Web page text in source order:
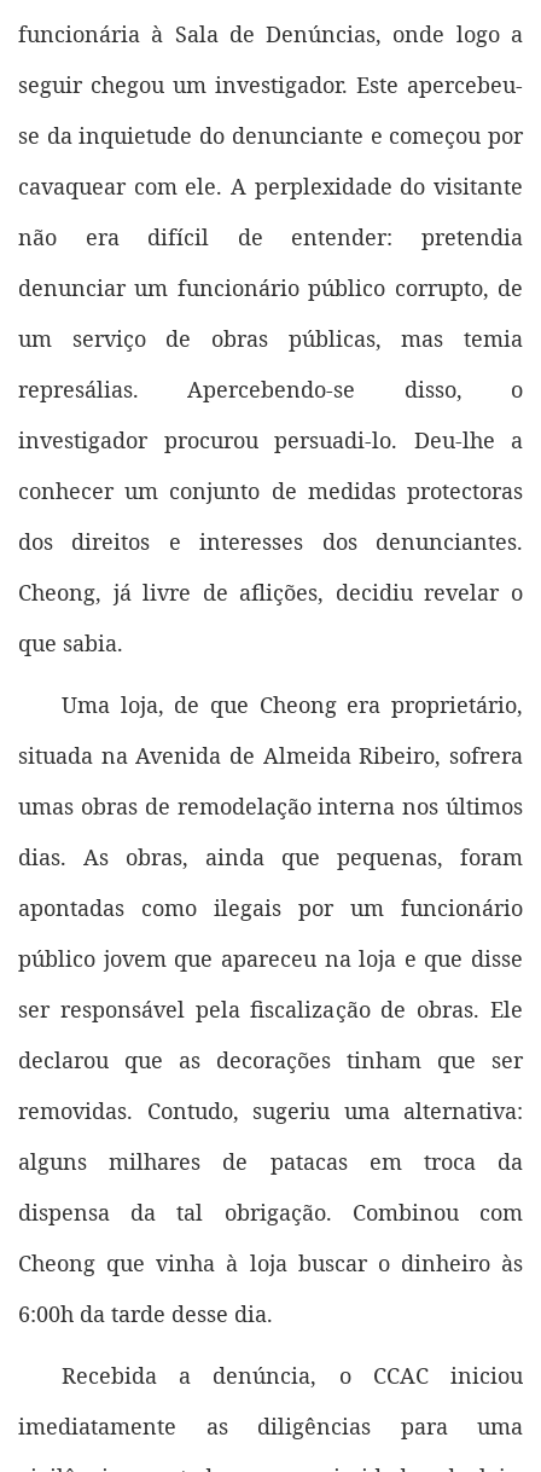
funcionária à Sala de Denúncias, onde logo a
seguir chegou um investigador. Este apercebeu-
se da inquietude do denunciante e começou por
cavaquear com ele. A perplexidade do visitante
não era difícil de entender: pretendia
denunciar um funcionário público corrupto, de
um serviço de obras públicas, mas temia
represálias. Apercebendo-se disso, o
investigador procurou persuadi-lo. Deu-lhe a
conhecer um conjunto de medidas protectoras
dos direitos e interesses dos denunciantes.
Cheong, já livre de aflições, decidiu revelar o
que sabia.
Uma loja, de que Cheong era proprietário,
situada na Avenida de Almeida Ribeiro, sofrera
umas obras de remodelação interna nos últimos
dias. As obras, ainda que pequenas, foram
apontadas como ilegais por um funcionário
público jovem que apareceu na loja e que disse
ser responsável pela fiscalização de obras. Ele
declarou que as decorações tinham que ser
removidas. Contudo, sugeriu uma alternativa:
alguns milhares de patacas em troca da
dispensa da tal obrigação. Combinou com
Cheong que vinha à loja buscar o dinheiro às
6:00h da tarde desse dia.
Recebida a denúncia, o CCAC iniciou
imediatamente as diligências para uma